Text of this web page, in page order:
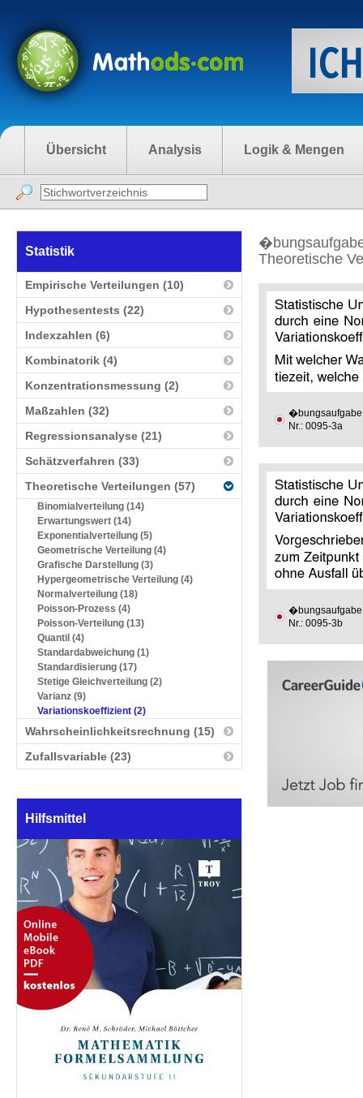
Übersicht Analysis Logik & Mengen
Statistik
Empirische Verteilungen (10)
Hypothesentests (22)
Indexzahlen (6)
Kombinatorik (4)
Konzentrationsmessung (2)
Maßzahlen (32)
Regressionsanalyse (21)
Schätzverfahren (33)
Theoretische Verteilungen (57)
Binomialverteilung (14)
Erwartungswert (14)
Exponentialverteilung (5)
Geometrische Verteilung (4)
Grafische Darstellung (3)
Hypergeometrische Verteilung (4)
Normalverteilung (18)
Poisson-Prozess (4)
Poisson-Verteilung (13)
Quantil (4)
Standardabweichung (1)
Standardisierung (17)
Stetige Gleichverteilung (2)
Varianz (9)
Variationskoeffizient (2)
Wahrscheinlichkeitsrechnung (15)
Zufallsvariable (23)
Hilfsmittel
Theoretische
�bungsaufgabe
Nr.: 0095-3a
�bungsaufgabe
Nr.: 0095-3b